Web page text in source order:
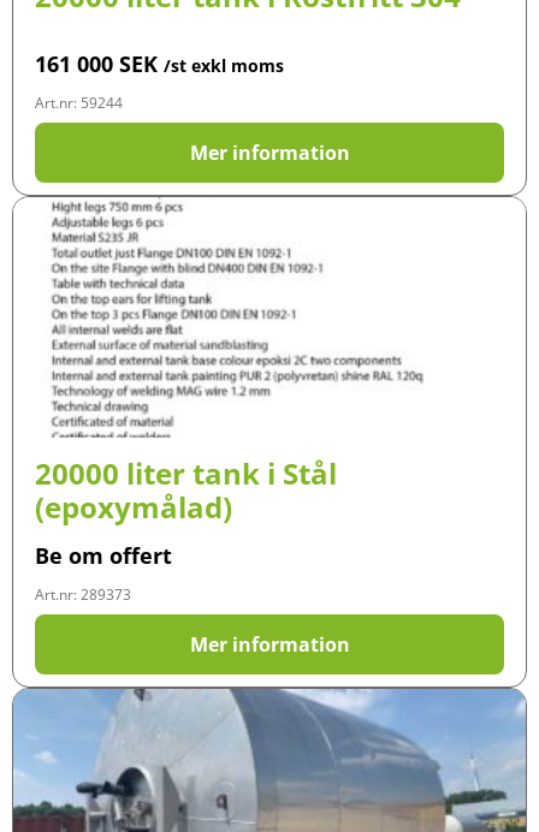
161 000 SEK /st exkl moms
Art.nr: 59244
Mer information
20000 liter tank i Stål
(epoxymålad)
Be om offert
Art.nr: 289373
Mer information